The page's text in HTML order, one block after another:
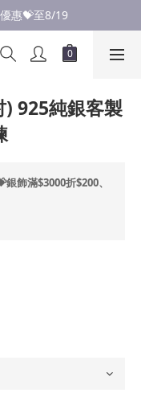
購優惠券
惠💝至8/19
購優惠券
925純銀客製
飾滿$3000折$200、